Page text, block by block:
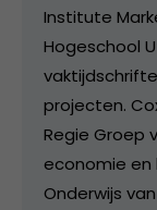
Institute
Hogeschool
projecten.
Regie Groep
economie
Onderwijs